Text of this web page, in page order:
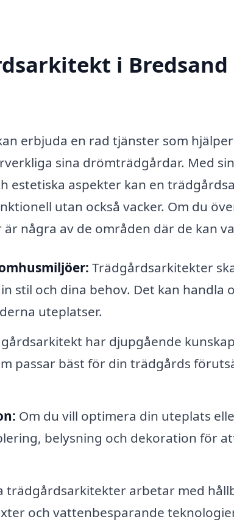
i
erbjuda en rad tjänster som
sina drömträdgårdar. Med
estetiska aspekter kan en
utan också vacker. Om du
några av de områden där de kan
Trädgårdsarkitekter
stil och dina behov. Det kan handla
uteplatser.
har djupgående
passar bäst för din trädgårds
Om du vill optimera din uteplats
belysning och dekoration för
trädgårdsarkitekter arbetar med
och vattenbesparande